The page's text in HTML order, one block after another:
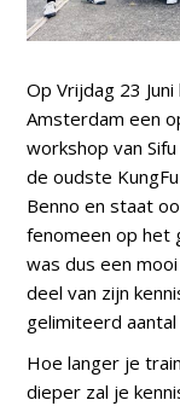
Op Vrijdag 23
Amsterdam een
workshop van
de oudste
Benno en staat
fenomeen op het
was dus een
deel van zijn
gelimiteerd aantal
Hoe langer je
dieper zal je